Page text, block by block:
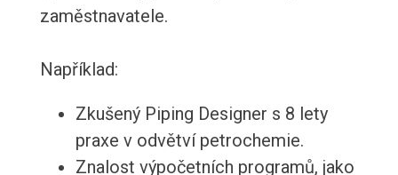
zaměstnavatele.
Například:
Zkušený Piping Designer s 8 lety
praxe v odvětví petrochemie.
Znalost výpočetních programů, jako